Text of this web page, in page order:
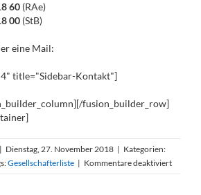
60 (RAe)
00 (StB)
eine Mail:
title="Sidebar-Kontakt"]
fusion_builder_row]
| Dienstag, 27. November 2018 | Kategorien:
Gesellschafterliste | Kommentare deaktiviertfür